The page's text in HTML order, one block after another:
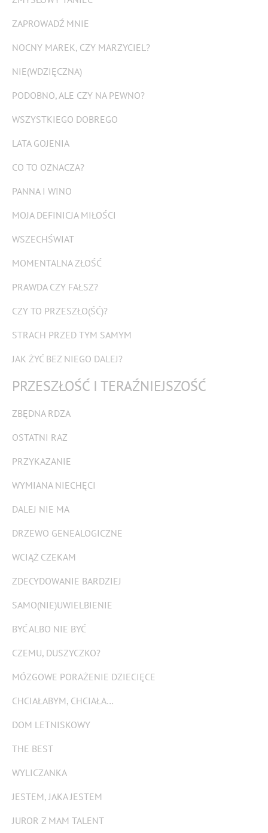
ZAPROWADŹ MNIE
NOCNY MAREK, CZY MARZYCIEL?
NIE(WDZIĘCZNA)
PODOBNO, ALE CZY NA PEWNO?
WSZYSTKIEGO DOBREGO
LATA GOJENIA
CO TO OZNACZA?
PANNA I WINO
MOJA DEFINICJA MIŁOŚCI
WSZECHŚWIAT
MOMENTALNA ZŁOŚĆ
PRAWDA CZY FAŁSZ?
CZY TO PRZESZŁO(ŚĆ)?
STRACH PRZED TYM SAMYM
JAK ŻYĆ BEZ NIEGO DALEJ?
PRZESZŁOŚĆ I TERAŹNIEJSZOŚĆ
ZBĘDNA RDZA
OSTATNI RAZ
PRZYKAZANIE
WYMIANA NIECHĘCI
DALEJ NIE MA
DRZEWO GENEALOGICZNE
WCIĄŻ CZEKAM
ZDECYDOWANIE BARDZIEJ
SAMO(NIE)UWIELBIENIE
BYĆ ALBO NIE BYĆ
CZEMU, DUSZYCZKO?
MÓZGOWE PORAŻENIE DZIECIĘCE
CHCIAŁABYM, CHCIAŁA…
DOM LETNISKOWY
THE BEST
WYLICZANKA
JESTEM, JAKA JESTEM
JUROR Z MAM TALENT